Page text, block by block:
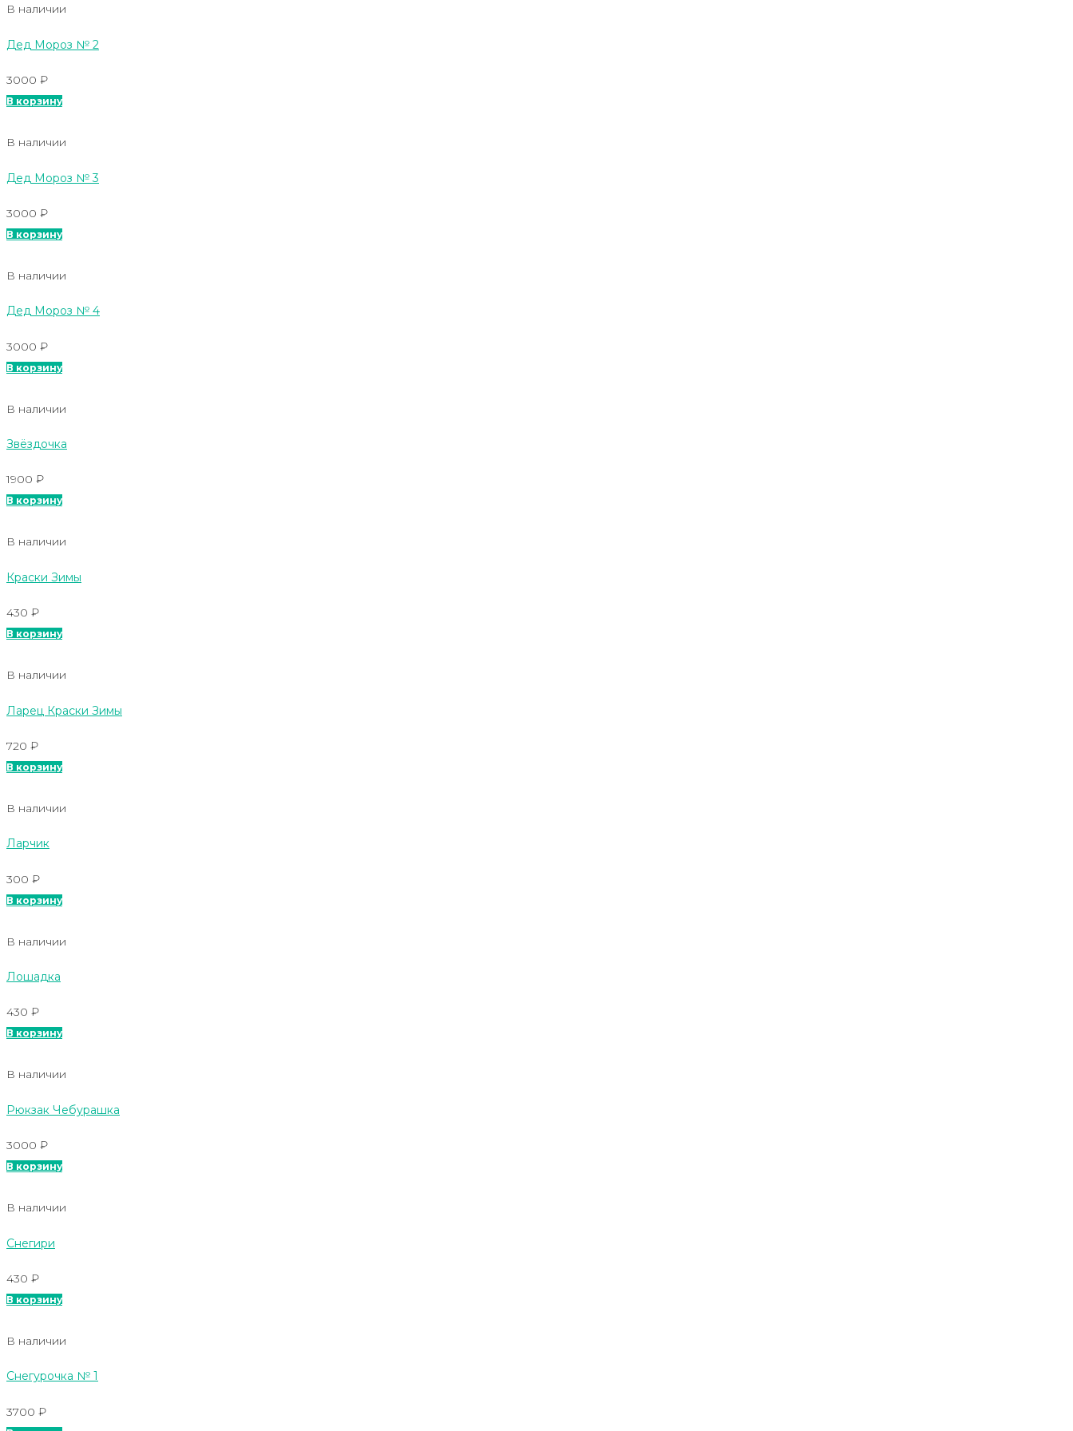
В наличии
Дед Мороз № 2
3000 ₽
В корзину
В наличии
Дед Мороз № 3
3000 ₽
В корзину
В наличии
Дед Мороз № 4
3000 ₽
В корзину
В наличии
Звёздочка
1900 ₽
В корзину
В наличии
Краски Зимы
430 ₽
В корзину
В наличии
Ларец Краски Зимы
720 ₽
В корзину
В наличии
Ларчик
300 ₽
В корзину
В наличии
Лошадка
430 ₽
В корзину
В наличии
Рюкзак Чебурашка
3000 ₽
В корзину
В наличии
Снегири
430 ₽
В корзину
В наличии
Снегурочка № 1
3700 ₽